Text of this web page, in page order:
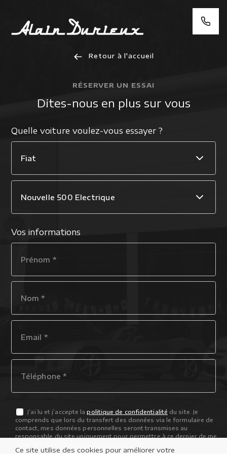
Retour à l'accueil
RÉSERVER UN ESSAI
Dites-nous en plus sur vous
Quelle voiture voulez-vous essayer ?
Vos informations
J’ai lu et j’accepte lapolitique de confidentialité du site. Je
comprends que lors du transfert des données via le formulaire de
contact, mes données personnelles seront transmises au
responsable du site uniquement pour permettre à ce dernier de me
Ce site utilise des cookies pour améliorer votre